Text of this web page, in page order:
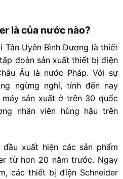
là của nước nào?
Uyên Bình Dương là thiết
đoàn sản xuất thiết bị điện
Âu là nước Pháp. Với sự
ngừng nghỉ, tính đến nay
sản xuất ở trên 30 quốc
nhân viên hùng hậu trên
xuất hiện các sản phẩm
từ hơn 20 năm trước. Ngay
các thiết bị điện Schneider